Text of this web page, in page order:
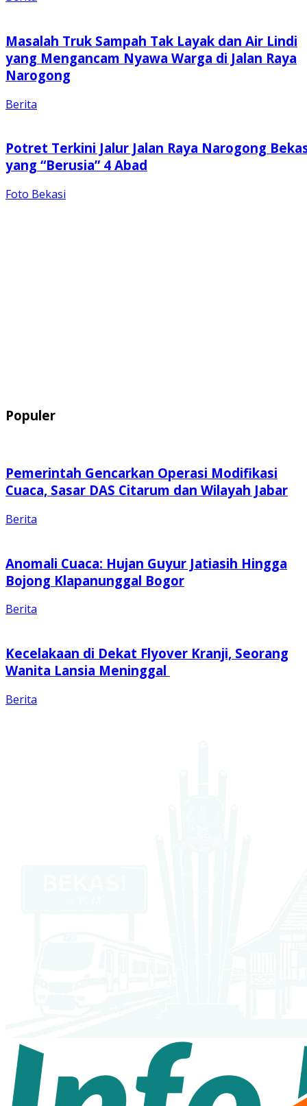
Masalah Truk Sampah Tak Layak dan Air Lindi
yang Mengancam Nyawa Warga di Jalan Raya
Narogong
Berita
Potret Terkini Jalur Jalan Raya Narogong
yang “Berusia” 4 Abad
Foto Bekasi
Populer
Pemerintah Gencarkan Operasi Modifikasi
Cuaca, Sasar DAS Citarum dan Wilayah Jabar
Berita
Anomali Cuaca: Hujan Guyur Jatiasih Hingga
Bojong Klapanunggal Bogor
Berita
Kecelakaan di Dekat Flyover Kranji, Seorang
Wanita Lansia Meninggal
Berita